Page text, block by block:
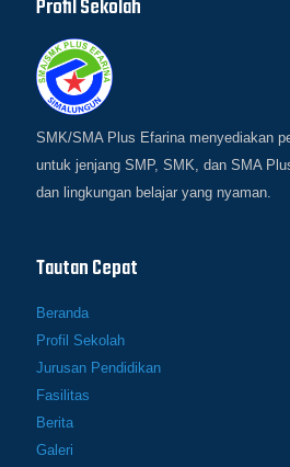
Profil Sekolah
SMK/SMA Plus Efarina menyediakan
untuk jenjang SMP, SMK, dan SMA
dan lingkungan belajar yang nyaman.
Tautan Cepat
Beranda
Profil Sekolah
Jurusan Pendidikan
Fasilitas
Berita
Galeri